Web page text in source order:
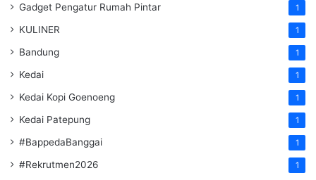
Gadget Pengatur Rumah Pintar 1
KULINER 1
Bandung 1
Kedai 1
Kedai Kopi Goenoeng 1
Kedai Patepung 1
#BappedaBanggai 1
#Rekrutmen2026 1